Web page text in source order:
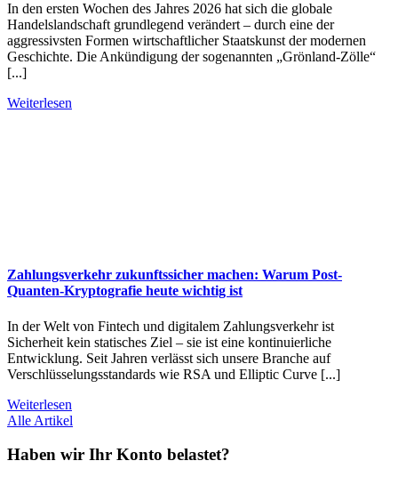
In den ersten Wochen des Jahres 2026 hat sich die globale
Handelslandschaft grundlegend verändert – durch eine der
aggressivsten Formen wirtschaftlicher Staatskunst der modernen
Geschichte. Die Ankündigung der sogenannten „Grönland-Zölle“
[...]
Weiterlesen
Zahlungsverkehr zukunftssicher machen: Warum Post-
Quanten-Kryptografie heute wichtig ist
In der Welt von Fintech und digitalem Zahlungsverkehr ist
Sicherheit kein statisches Ziel – sie ist eine kontinuierliche
Entwicklung. Seit Jahren verlässt sich unsere Branche auf
Verschlüsselungsstandards wie RSA und Elliptic Curve [...]
Weiterlesen
Alle Artikel
Haben wir Ihr Konto belastet?